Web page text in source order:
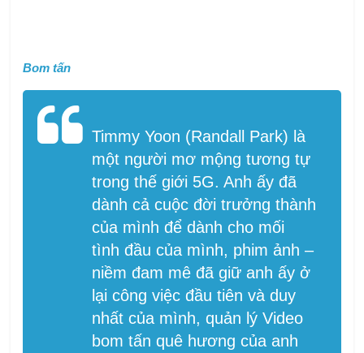
Bom tấn
Timmy Yoon (Randall Park) là
một người mơ mộng tương tự
trong thế giới 5G. Anh ấy đã
dành cả cuộc đời trưởng thành
của mình để dành cho mối
tình đầu của mình, phim ảnh –
niềm đam mê đã giữ anh ấy ở
lại công việc đầu tiên và duy
nhất của mình, quản lý Video
bom tấn quê hương của anh